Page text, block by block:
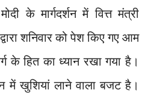
के मार्गदर्शन में वित्त मंत्री
शनिवार को पेश किए गए आम
के हित का ध्यान रखा गया है।
में खुशियां लाने वाला बजट है।